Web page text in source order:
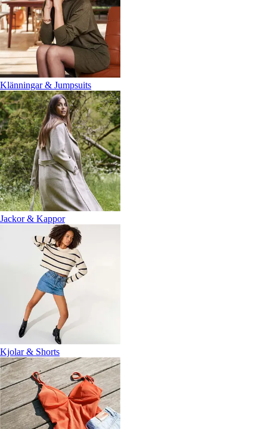
Klänningar & Jumpsuits
Jackor & Kappor
Kjolar & Shorts